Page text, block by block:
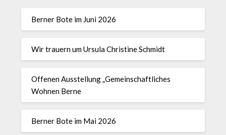
Berner Bote im Juni 2026
Wir trauern um Ursula Christine Schmidt
Offenen Ausstellung „Gemeinschaftliches
Wohnen Berne
Berner Bote im Mai 2026